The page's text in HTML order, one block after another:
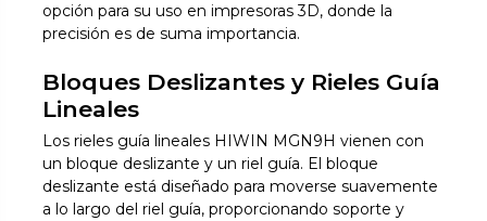
opción para su uso en impresoras 3D, donde la
precisión es de suma importancia.
Bloques Deslizantes y Rieles Guía
Lineales
Los rieles guía lineales HIWIN MGN9H vienen con
un bloque deslizante y un riel guía. El bloque
deslizante está diseñado para moverse suavemente
a lo largo del riel guía, proporcionando soporte y